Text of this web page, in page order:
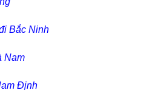
Bắc Ninh
Nam
Định